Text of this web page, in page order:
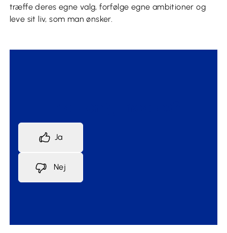
træffe deres egne valg, forfølge egne ambitioner og
leve sit liv, som man ønsker.
Ja
Nej